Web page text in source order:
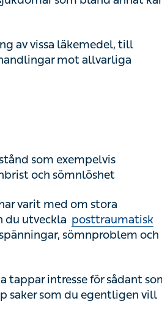
som exempelvisgeneraliserat
och mardrömmar
intresse för sådant som du
du egentligen vill eller
utan tillräcklig
orsaka trötthet och